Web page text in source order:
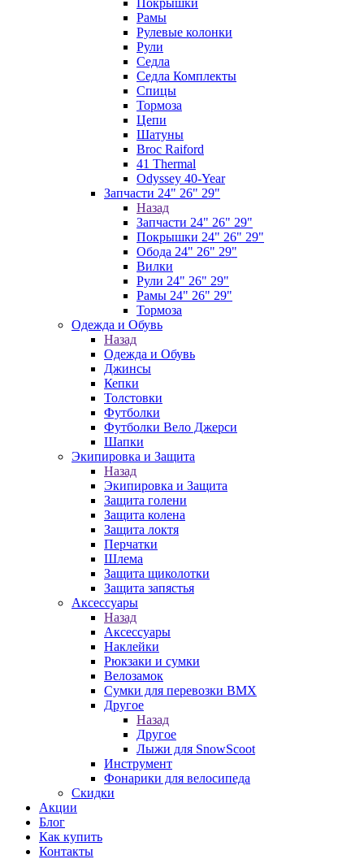
Покрышки
Рамы
Рулевые колонки
Рули
Седла
Седла Комплекты
Спицы
Тормоза
Цепи
Шатуны
Broc Raiford
41 Thermal
Odyssey 40-Year
Запчасти 24" 26" 29"
Назад
Запчасти 24" 26" 29"
Покрышки 24" 26" 29"
Обода 24" 26" 29"
Вилки
Рули 24" 26" 29"
Рамы 24" 26" 29"
Тормоза
Одежда и Обувь
Назад
Одежда и Обувь
Джинсы
Кепки
Толстовки
Футболки
Футболки Вело Джерси
Шапки
Экипировка и Защита
Назад
Экипировка и Защита
Защита голени
Защита колена
Защита локтя
Перчатки
Шлема
Защита щиколотки
Защита запястья
Аксессуары
Назад
Аксессуары
Наклейки
Рюкзаки и сумки
Велозамок
Сумки для перевозки BMX
Другое
Назад
Другое
Лыжи для SnowScoot
Инструмент
Фонарики для велосипеда
Скидки
Акции
Блог
Как купить
Контакты